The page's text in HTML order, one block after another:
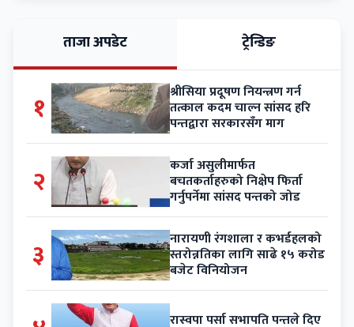
ताजा अपडेट ट्रेन्डिङ
१ श्रीसिया प्रदूषण नियन्त्रण गर्न
तत्काल कदम चाल्न सांसद हरि
पन्तद्वारा सरकारसँग माग
२ कर्जा असुलीमार्फत
बचतकर्ताहरुको निक्षेप फिर्ता
गर्नुपर्नेमा सांसद पन्तको जोड
३ नारायणी रंगशाला र कभर्डहलको
स्तरोन्नतिका लागि साढे १५ करोड
बजेट विनियोजन
रास्वपा पर्सा सभापति पन्तले दिए